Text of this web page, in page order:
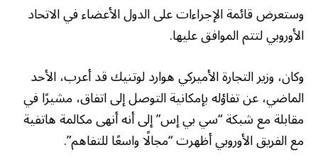
وستعرض قائمة الإجراءات على الدول الأعضاء في الاتحاد
الأوروبي لتتم الموافق عليها.
وكان، وزير التجارة الأميركي هوارد لوتنيك قد أعرب، الأحد
الماضي، عن تفاؤله بإمكانية التوصل إلى اتفاق، مشيرًا في
مقابلة مع شبكة “سي بي إس” إلى أنه أنهى مكالمة هاتفية
مع الفريق الأوروبي أظهرت “مجالًا واسعًا للتفاهم”.